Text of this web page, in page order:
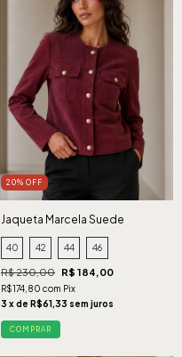
20% OFF
Jaqueta Marcela Suede
Cabernet
40 42 44 46
R$ 230,00 R$ 184,00
R$174,80 com Pix
3 x de R$61,33 sem juros
COMPRAR